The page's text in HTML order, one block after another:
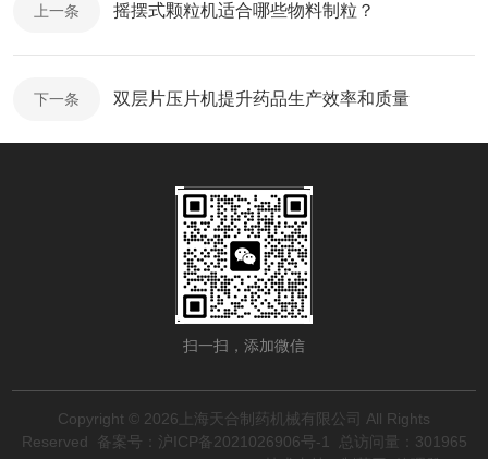
上一条 摇摆式颗粒机适合哪些物料制粒？
下一条 双层片压片机提升药品生产效率和质量
扫一扫，添加微信
Copyright © 2026上海天合制药机械有限公司 All Rights
Reserved
备案号：沪ICP备2021026906号-1
总访问量：301965